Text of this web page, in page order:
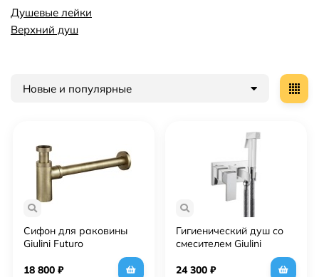
Душевые лейки
Верхний душ
Новые и популярные
Сифон для раковины
Giulini Futuro
F5109LBROP Бронза
матовая
18 800 ₽
Гигиенический душ со
смесителем Giulini
Pablolux FSH22/P Хром
24 300 ₽